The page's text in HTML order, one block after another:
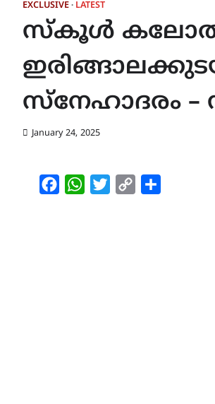
EXCLUSIVE LATEST
സ്കൂൾ കലോത്സവ
സ്നേഹാദരം
January 24, 2025
FacebookWhatsAppTwitterCopy